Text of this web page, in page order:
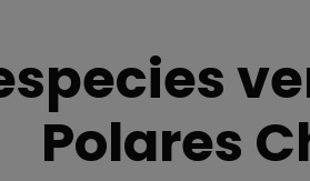
Polares